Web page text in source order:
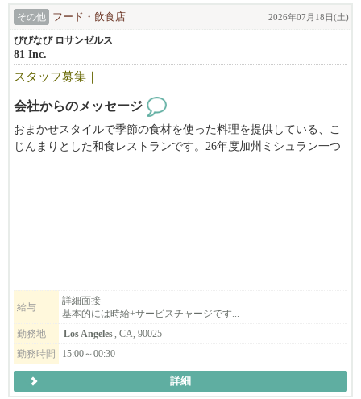
ご興味ある方は、お気軽にご連絡下さい！
626-888-0703
（上記の電話番号に希望出勤日数、曜日、軽い自己紹介と一緒に
テキストを送っていただけると幸いです。）
その他 フード・飲食店 2026年07月18日(土)
びびなび ロサンゼルス
81 Inc.
スタッフ募集｜
会社からのメッセージ
おまかせスタイルで季節の食材を使った料理を提供している、こ
じんまりとした和食レストランです。26年度加州ミシュラン一つ
ながら働ける環境です。
経験よりも、食や接客が好きな気持ちを大事にしています。
ご興味ある方は、どうぞお気軽にご連絡ください。一緒に素敵な
お店をつくっていきましょう！
給与
詳細面接
基本的には時給+サービスチャージです...
勤務地
Los Angeles, CA, 90025
勤務時間
15:00～00:30
詳細